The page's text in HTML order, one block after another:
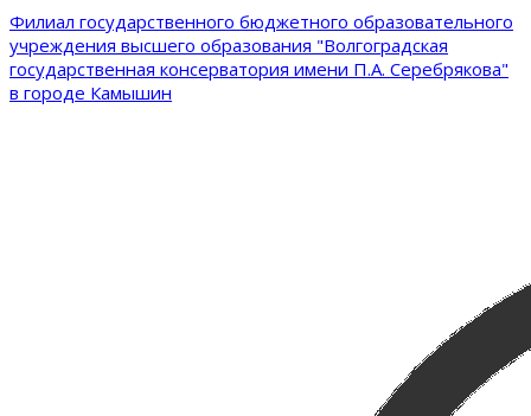
Филиал государственного бюджетного образовательного
учреждения высшего образования "Волгоградская
государственная консерватория имени П.А. Серебрякова"
в городе Камышин